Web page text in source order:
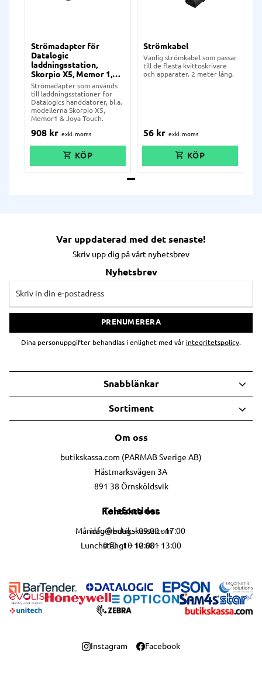
Strömadapter för
Datalogic
laddningsstation,
Skorpio X5, Memor 1,
Joya Touch, m.fl.
Strömadapter som används
till laddningsstationer för
Datalogics handdatorer, bl.a.
modellerna Skorpio X5,
Memor1 & Joya Touch.
908 kr
Strömkabel
Vanlig strömkabel som passar
till de flesta kvittoskrivare
och apparater. 2 meter lång.
56kr
Var uppdaterad med det senaste!
Skriv upp dig på vårt nyhetsbrev
Nyhetsbrev
PRENUMERERA
Dina personuppgifter behandlas i enlighet med vår integritetspolicy.
Om oss
butikskassa.com (PARMAB Sverige AB)
Hästmarksvägen 3A
891 38 Örnsköldsvik
Kontakta oss
info@butikskassa.com
010 - 10 10 681
Telefontider
Måndag-fredag – 09:00 - 17:00
Lunchstängt – 12:00 - 13:00
Snabblänkar
Sortiment
Instagram Facebook